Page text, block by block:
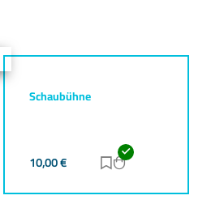
Schaubühne
10,00€ Zur Merkliste
Zum Warenkorb